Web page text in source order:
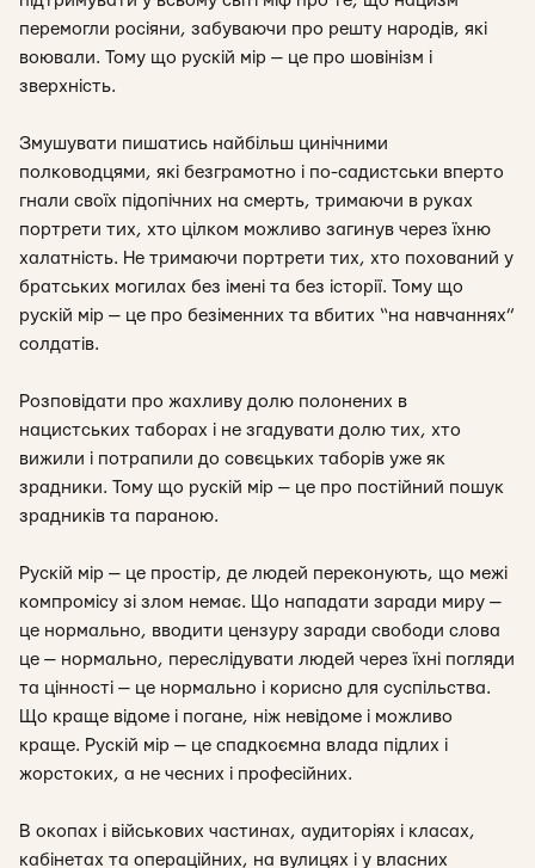
перемогли росіяни, забуваючи про решту народів, які
воювали. Тому що рускій мір — це про шовінізм і
зверхність.
Змушувати пишатись найбільш цинічними
полководцями, які безграмотно і по-садистськи вперто
гнали своїх підопічних на смерть, тримаючи в руках
портрети тих, хто цілком можливо загинув через їхню
халатність. Не тримаючи портрети тих, хто похований у
братських могилах без імені та без історії. Тому що
рускій мір — це про безіменних та вбитих “на навчаннях”
солдатів.
Розповідати про жахливу долю полонених в
нацистських таборах і не згадувати долю тих, хто
вижили і потрапили до совєцьких таборів уже як
зрадники. Тому що рускій мір — це про постійний пошук
зрадників та параною.
Рускій мір — це простір, де людей переконують, що межі
компромісу зі злом немає. Що нападати заради миру —
це нормально, вводити цензуру заради свободи слова
це — нормально, переслідувати людей через їхні погляди
та цінності — це нормально і корисно для суспільства.
Що краще відоме і погане, ніж невідоме і можливо
краще. Рускій мір — це спадкоємна влада підлих і
жорстоких, а не чесних і професійних.
В окопах і військових частинах, аудиторіях і класах,
кабінетах та операційних, на вулицях і у власних